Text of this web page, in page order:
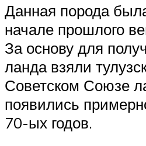
Данная порода
начале прошлого
За основу для
ланда взяли
Советском Союзе
появились
70-ых годов.